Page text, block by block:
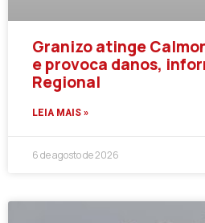
Granizo atinge
e provoca danos,
Regional
LEIA MAIS »
6 de agosto de 2026